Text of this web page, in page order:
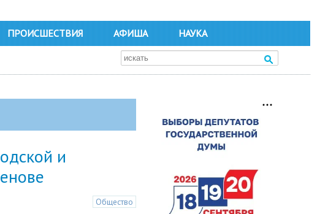
ПРОИСШЕСТВИЯ АФИША НАУКА
и
Общество